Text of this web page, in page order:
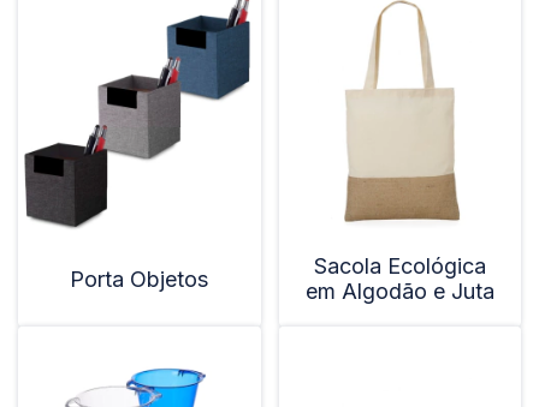
Porta Objetos
Sacola Ecológica
em Algodão e Juta